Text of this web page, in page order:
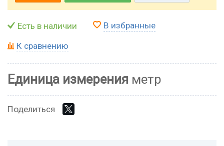
Есть в наличии В избранные
К сравнению
Единица измерения метр
Поделиться